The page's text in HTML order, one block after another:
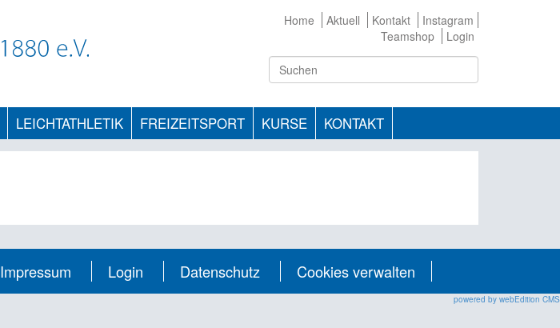
Home Aktuell Kontakt
Instagram
Teamshop
Login
LEICHTATHLETIK FREIZEITSPORT KURSE KONTAKT
Impressum Login Datenschutz Cookies verwalten
powered by webEdition CMS